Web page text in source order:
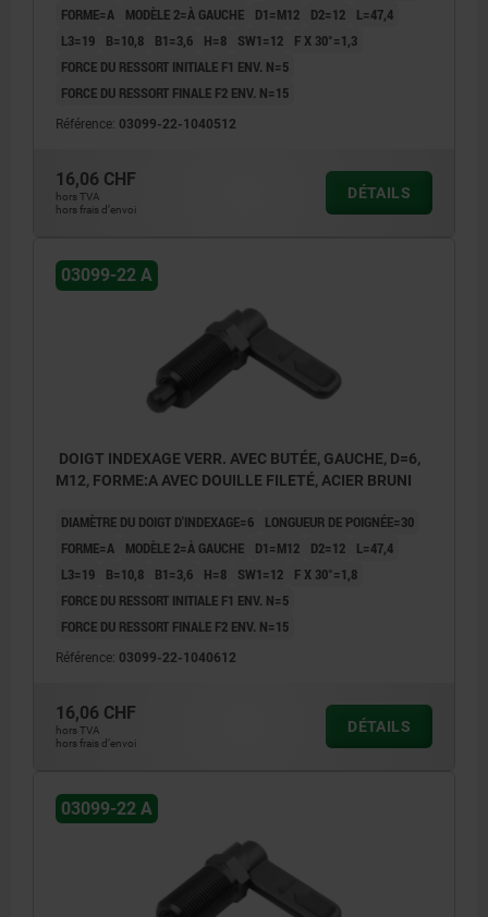
FORME=A
MODÈLE 2=À GAUCHE D1=M12 D2=12
L=47,4
L3=19
B=10,8 B1=3,6 H=8 SW1=12
F X 30°=1,3
FORCE DU RESSORT INITIALE F1 ENV. N=5
FORCE DU RESSORT FINALE F2 ENV. N=15
Référence: 03099-22-1040512
16,06 CHF
hors TVA
hors frais d’envoi
DÉTAILS
03099-22 A
DOIGT INDEXAGE VERR. AVEC BUTÉE, GAUCHE, D=6,
M12, FORME:A AVEC DOUILLE FILETÉ, ACIER BRUNI
DIAMÈTRE DU DOIGT D'INDEXAGE=6
LONGUEUR DE POIGNÉE=30
FORME=A
MODÈLE 2=À GAUCHE D1=M12 D2=12
L=47,4
L3=19
B=10,8 B1=3,6 H=8 SW1=12
F X 30°=1,8
FORCE DU RESSORT INITIALE F1 ENV. N=5
FORCE DU RESSORT FINALE F2 ENV. N=15
Référence: 03099-22-1040612
16,06 CHF
hors TVA
hors frais d’envoi
DÉTAILS
03099-22 A